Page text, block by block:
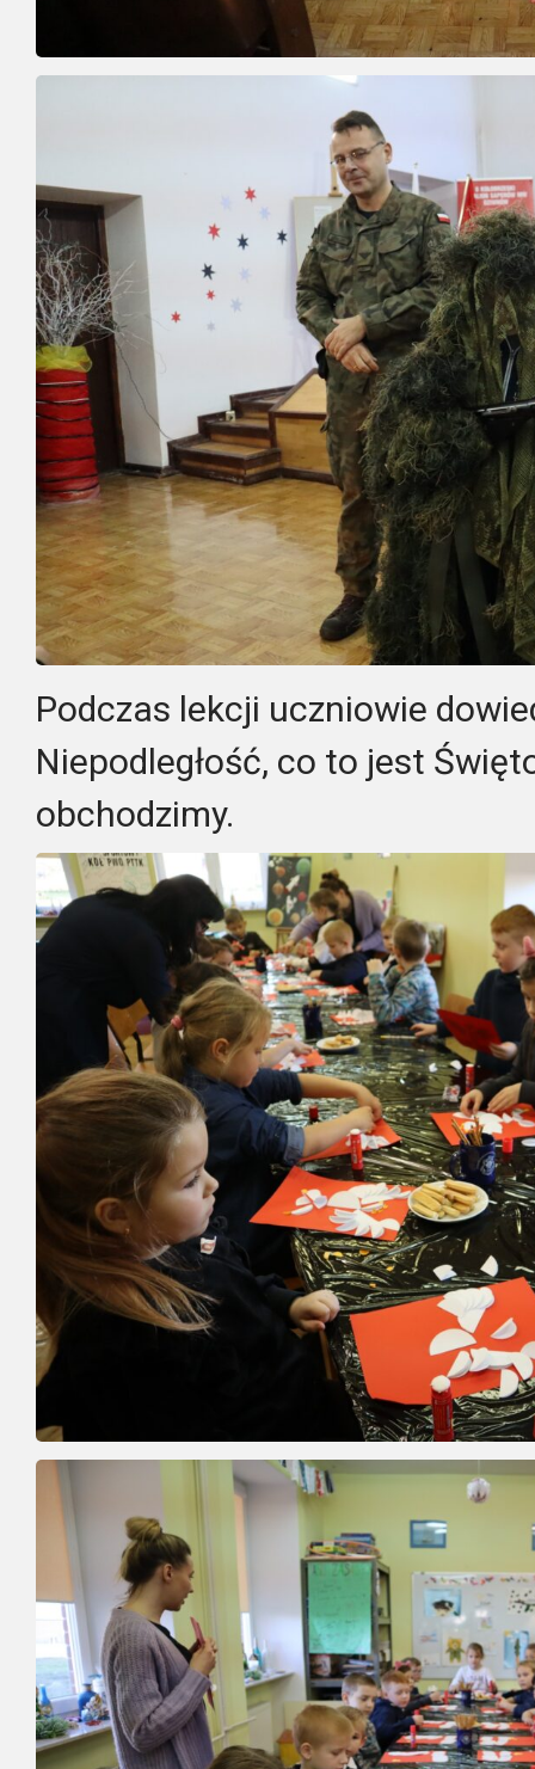
Podczas lekcji uczniowie
Niepodległość, co to jest
obchodzimy.